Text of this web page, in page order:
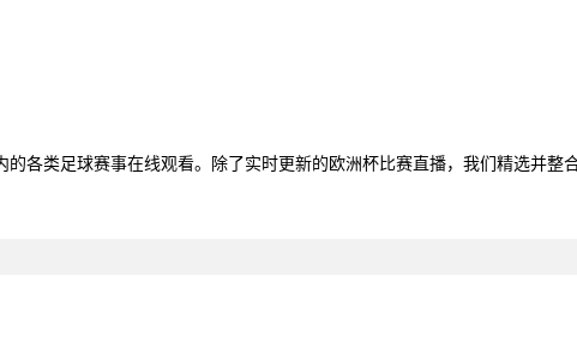
各类足球赛事在线观看。除了实时更新的欧洲杯比赛直播，我们精选并整